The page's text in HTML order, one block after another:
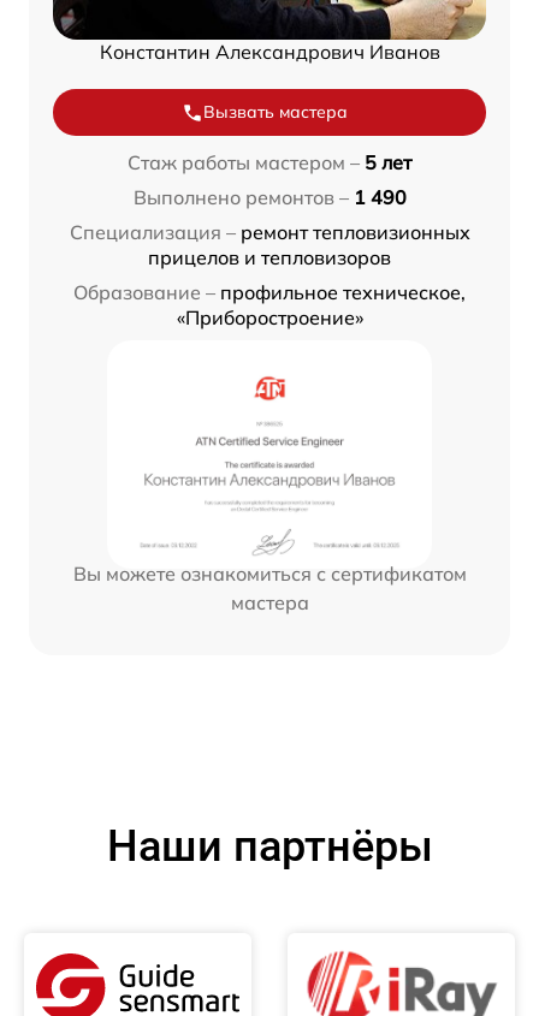
Константин Александрович Иванов
Вызвать мастера
Стаж работы мастером – 5 лет
Выполнено ремонтов – 1 490
Специализация – ремонт тепловизионных
прицелов и тепловизоров
Образование – профильное техническое,
«Приборостроение»
Вы можете ознакомиться с сертификатом
мастера
Наши партнёры